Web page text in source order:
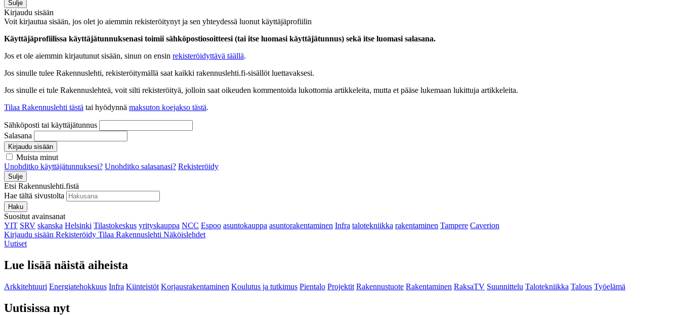
Sulje
Kirjaudu sisään
Voit kirjautua sisään, jos olet jo aiemmin rekisteröitynyt ja sen yhteydessä luonut käyttäjäprofiilin
Käyttäjäprofiilissa käyttäjätunnuksenasi toimii sähköpostiosoitteesi (tai itse luomasi käyttäjätunnus) sekä itse luomasi salasana.
Jos et ole aiemmin kirjautunut sisään, sinun on ensin rekisteröidyttävä täällä.
Jos sinulle tulee Rakennuslehti, rekisteröitymällä saat kaikki rakennuslehti.fi-sisällöt luettavaksesi.
Jos sinulle ei tule Rakennuslehteä, voit silti rekisteröityä, jolloin saat oikeuden kommentoida lukottomia artikkeleita, mutta et pääse lukemaan lukittuja artikkeleita.
Tilaa Rakennuslehti tästä tai hyödynnä maksuton koejakso tästä.
Sähköposti tai käyttäjätunnus
Salasana
Kirjaudu sisään
Muista minut
Unohditko käyttäjätunnuksesi? Unohditko salasanasi? Rekisteröidy
Sulje
Etsi Rakennuslehti.fistä
Hae tältä sivustolta
Haku
Suositut avainsanat
YIT SRV skanska Helsinki Tilastokeskus yrityskauppa NCC Espoo asuntokauppa asuntorakentaminen Infra talotekniikka rakentaminen Tampere Caverion
Kirjaudu sisään Rekisteröidy Tilaa Rakennuslehti Näköislehdet
Uutiset
Lue lisää näistä aiheista
Arkkitehtuuri Energiatehokkuus Infra Kiinteistöt Korjausrakentaminen Koulutus ja tutkimus Pientalo Projektit Rakennustuote Rakentaminen RaksaTV Suunnittelu Talotekniikka Talous Työelämä
Uutisissa nyt